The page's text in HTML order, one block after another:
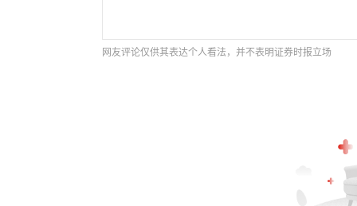
网友评论仅供其表达个人看法，并不表明证券时报立场